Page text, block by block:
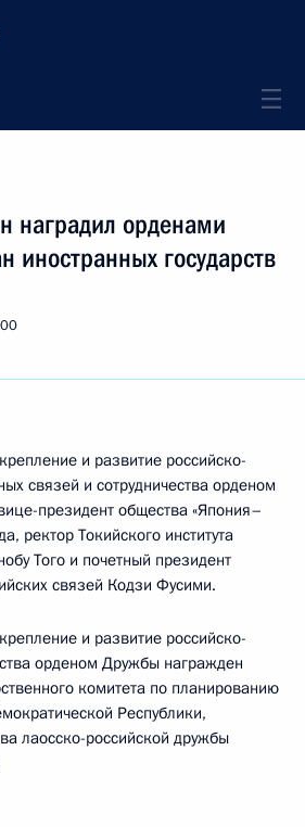
наградил орденами
иностранных государств
и развитие российско-
связей и сотрудничества орденом
президент общества «Япония–
ректор Токийского института
Того и почетный президент
связей Кодзи Фусими.
и развитие российско-
орденом Дружбы награжден
комитета по планированию
Республики,
лаосско-российской дружбы